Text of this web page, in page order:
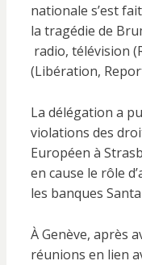
nationale s’est
la tragédie de
radio, télévision
(Libération,
La délégation a
violations des
Européen à
en cause le rôle
les banques
À Genève, après
réunions en lien